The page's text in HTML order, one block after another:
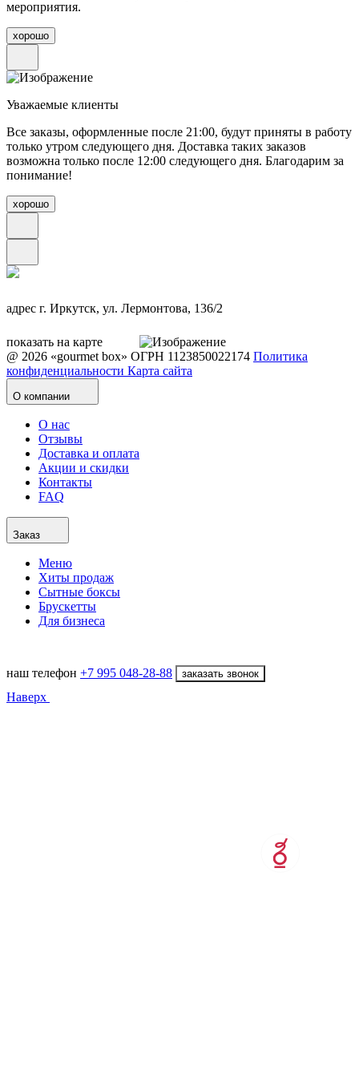
мероприятия.
хорошо
Уважаемые клиенты
Все заказы, оформленные после 21:00, будут приняты в работу
только утром следующего дня. Доставка таких заказов
возможна только после 12:00 следующего дня. Благодарим за
понимание!
хорошо
адрес г. Иркутск, ул. Лермонтова, 136/2
показать на карте
@ 2026 «gourmet box» ОГРН 1123850022174 Политика
конфиденциальности Карта сайта
О компании
О нас
Отзывы
Доставка и оплата
Акции и скидки
Контакты
FAQ
Заказ
Меню
Хиты продаж
Сытные боксы
Брускетты
Для бизнеса
наш телефон +7 995 048-28-88 заказать звонок
Наверх